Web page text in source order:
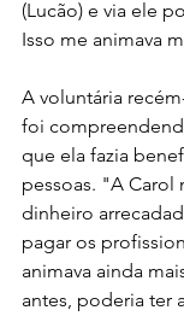
(Lucão) e via ele
Isso me animava
A voluntária
foi
que ela fazia
pessoas. "A Carol
dinheiro
pagar os
animava ainda
antes, poderia ter